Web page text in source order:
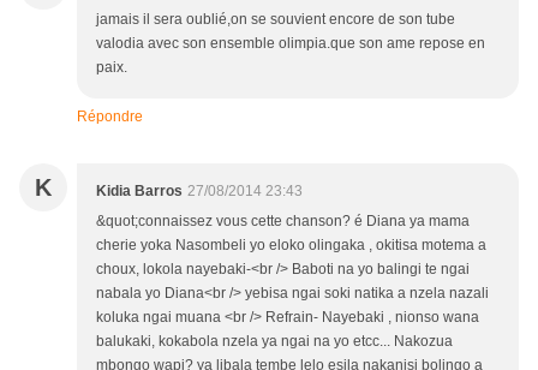
jamais il sera oublié,on se souvient encore de son tube
valodia avec son ensemble olimpia.que son ame repose en
paix.
Répondre
K Kidia Barros 27/08/2014 23:43
&quot;connaissez vous cette chanson? é Diana ya mama
cherie yoka Nasombeli yo eloko olingaka , okitisa motema a
choux, lokola nayebaki-<br /> Baboti na yo balingi te ngai
nabala yo Diana<br /> yebisa ngai soki natika a nzela nazali
koluka ngai muana <br /> Refrain- Nayebaki , nionso wana
balukaki, kokabola nzela ya ngai na yo etcc... Nakozua
mbongo wapi? ya libala tembe lelo esila nakanisi bolingo a